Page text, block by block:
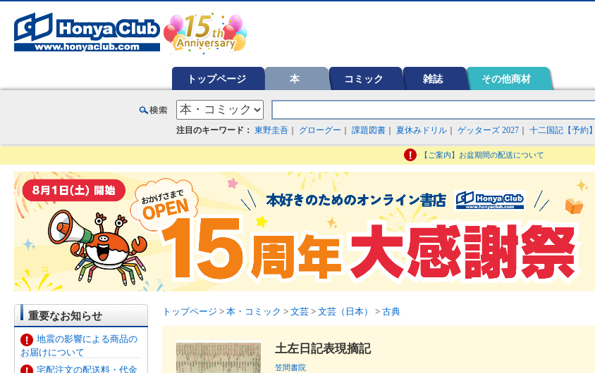
トップページ 本 コミック 雑誌 その他商材
注目のキーワード： 東野圭吾 グローグー 課題図書 夏休みドリル ゲッターズ 2027 十二国記【予約】
【ご案内】お盆期間の配送について
重要なお知らせ
地震の影響による商品の
お届けについて
宅配注文の配送料・代金
トップページ > 本・コミック > 文芸 > 文芸（日本） > 古典
土左日記表現摘記
笠間書院